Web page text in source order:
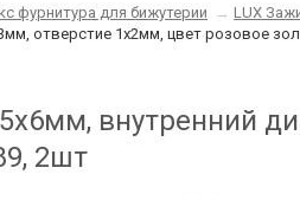
фурнитура для бижутерии → LUX
отверстие 1х2мм, цвет розовое
внутренний
2шт